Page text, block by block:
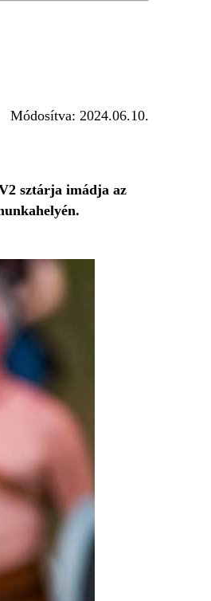
Módosítva: 2024.06.10.
sztárja imádja az